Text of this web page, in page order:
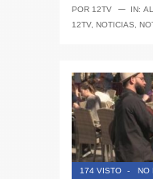
POR 12TV ─ IN:
12TV, NOTICIAS
174 VISTO - NO